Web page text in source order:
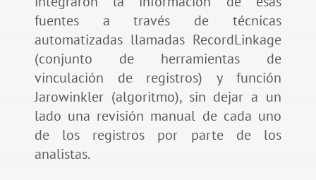
fuentes a través de técnicas
automatizadas llamadas RecordLinkage
(conjunto de herramientas de
vinculación de registros) y función
Jarowinkler (algoritmo), sin dejar a un
lado una revisión manual de cada uno
de los registros por parte de los
analistas.